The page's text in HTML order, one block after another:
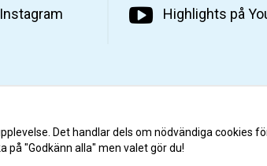
Highlights på
Det handlar dels om nödvändiga
"Godkänn alla" men valet gör du!